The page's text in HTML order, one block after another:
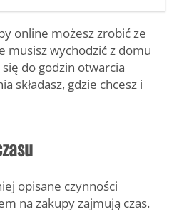
online możesz zrobić ze
musisz wychodzić z domu
do godzin otwarcia
składasz, gdzie chcesz i
opisane czynności
na zakupy zajmują czas.